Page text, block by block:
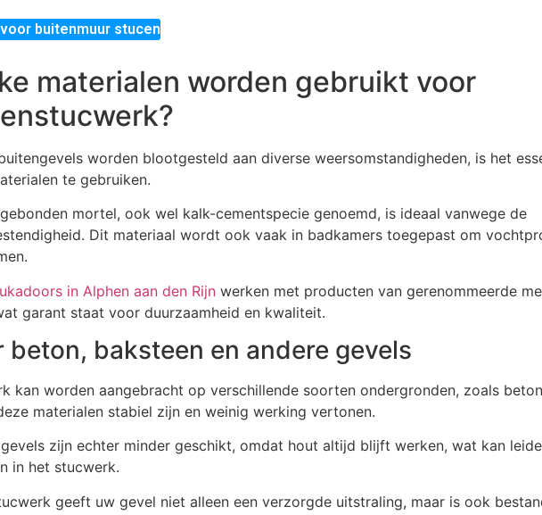
buitenmuur stucen
materialen worden gebruikt voor
worden blootgesteld aan diverse weersomstandigheden, is het
te gebruiken.
mortel, ook wel kalk-cementspecie genoemd, is ideaal vanwege de
Dit materiaal wordt ook vaak in badkamers toegepast om
in Alphen aan den Rijnwerken met producten van gerenommeerde
garant staat voor duurzaamheid en kwaliteit.
beton, baksteen en andere gevels
kan worden aangebracht op verschillende soorten ondergronden, zoals
materialen stabiel zijn en weinig werking vertonen.
zijn echter minder geschikt, omdat hout altijd blijft werken, wat kan
in het stucwerk.
geeft uw gevel niet alleen een verzorgde uitstraling, maar is ook